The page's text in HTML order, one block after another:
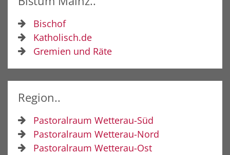
Bischof
Katholisch.de
Gremien und Räte
Region..
Pastoralraum Wetterau-Süd
Pastoralraum Wetterau-Nord
Pastoralraum Wetterau-Ost